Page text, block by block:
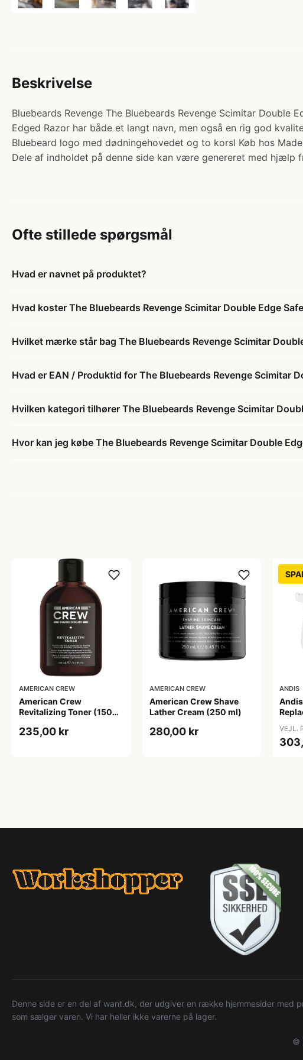
Beskrivelse
Bluebeards Revenge The Bluebeards Revenge Scimitar Double
Edged Razor har både et langt navn, men også en rig god
Bluebeard logo med dødningehovedet og to korsl Køb hos
Dele af indholdet på denne side kan være genereret med hjælp
Ofte stillede spørgsmål
Hvad er navnet på produktet?
Hvad koster The Bluebeards Revenge Scimitar Double Edge
Hvilket mærke står bag The Bluebeards Revenge Scimitar
Hvad er EAN / Produktid for The Bluebeards Revenge Scimitar
Hvilken kategori tilhører The Bluebeards Revenge Scimitar
Hvor kan jeg købe The Bluebeards Revenge Scimitar Double
AMERICAN CREW
American Crew
Revitalizing Toner (150
235,00 kr
AMERICAN CREW
American Crew Shave
Lather Cream (250 ml)
280,00 kr
ANDIS
VEJL.
Denne side er en del af want.dk, der udgiver en række hjemmesider med
som sælger varen. Vi har heller ikke varerne på lager.
©